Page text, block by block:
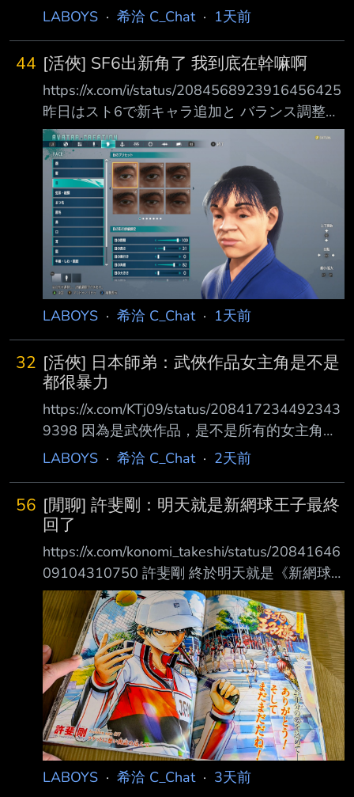
能直接比 因為有時候建商的水深，市井小民你
逛標的看起來一切正常，韭菜是看不出來他背地
裡坑有多大 連個端倪都嗅不出來 然而今天小羊
光從外面看，就問題多多 假設真的有在玩，看
到那個開價不覺得奇怪嗎 其它家開5000，他開
3500 人家有名額限制，他無上限還保證有貨 什
麼卡片鑑定流程，寄售流程，價格都是同行腰斬
不知道價格？老祖宗都說貨比三家了，拍賣網大
家都賣多少不是一叫就出來嗎 種種跡
LABOYS · 希洽 C_Chat· 1天前
44 [活俠] SF6出新角了 我到底在幹嘛啊
https://x.com/i/status/2084568923916456425
昨日はスト6で新キャラ追加と バランス調整の
アプデが来てたんですよ …私は何をしているん
だ？ #活俠傳 http://i.imgur.com/xQaJeNp.jpg
https://x.com/i/status/2084591618582258068
影片超讚ww http://i.imgur.com/XdAowbG.jpg
http://i.imgur.com/4MYP8Y2.jpg http://i.imgur.co
LABOYS · 希洽 C_Chat· 1天前
32 [活俠] 日本師弟：武俠作品女主角是不是
都很暴力
https://x.com/KTj09/status/208417234492343
9398 因為是武俠作品，是不是所有的女主角都
持有暴力啊？ 葉妹目前還不清楚...如果她也使用
暴力系女主』這個賣點了。 そうですね、多く
の武侠小説には女侠が登場します 也是，很多
武俠小說都會有女俠登場。 葉妹は回復した後
はあの葉兄をしのぐ才能を見せつけてきますよ
ただ本人が武功上げるのめんどくせ～って性質
なので大成するかはわからないですけど 葉妹
在恢復之後，會展現出甚至超越葉兄的武
LABOYS · 希洽 C_Chat· 2天前
56 [閒聊] 許斐剛：明天就是新網球王子最終
回了
https://x.com/konomi_takeshi/status/20841646
09104310750 許斐剛 終於明天就是《新網球
王子》的原作最終回了 《Jump SQ》9月號也比
平常增加了165%的印刷量 聽說這是《Jump
SQ》創刊19年以來首次進行增刷的壯舉…… 希望
能讓許多人都露出笑容。 #新網球王子最終回 #
謝謝你網王（網球王子）
https://pbs.twimg.com/media/HOxwqUkaUAA
NZ0s.jpg 27年，完結 當年迷不二周助迷到不行
的女同學，都好幾個孩子
LABOYS · 希洽 C_Chat· 3天前